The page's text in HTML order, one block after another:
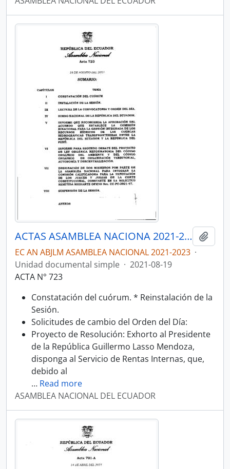
ACTAS ASAMBLEA NACIONA 2021-2023
EC AN ABJLM ASAMBLEA NACIONAL 2021-2023 ·
Unidad documental simple · 2021-08-19
ACTA N° 723
Constatación del cuórum. * Reinstalación de la
Sesión.
Solicitudes de cambio del Orden del Día:
Proyecto de Resolución: Exhorto al Presidente
de la República Guillermo Lasso Mendoza,
disponga al Servicio de Rentas Internas, que,
debido al
… Read more
ASAMBLEA NACIONAL DEL ECUADOR